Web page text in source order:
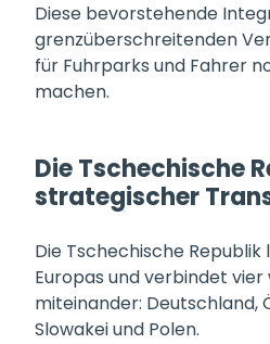
Diese bevorstehende
grenzüberschreitenden
für Fuhrparks und Fahrer
machen.
Die Tschechische
strategischer
Die Tschechische
Europas und verbindet
miteinander: Deutschland,
Slowakei und Polen.